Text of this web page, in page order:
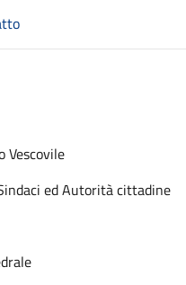
Vescovile
ed Autorità cittadine